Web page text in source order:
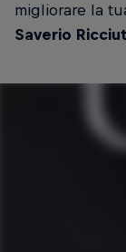
migliorare la
Saverio